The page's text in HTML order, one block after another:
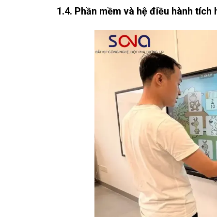
1.4. Phần mềm và hệ điều hành tích